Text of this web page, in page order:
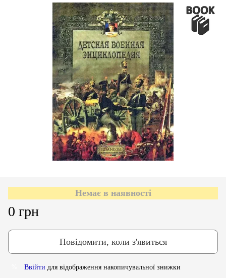
Немає в наявності
0 грн
Повідомити, коли з'явиться
Ввійти для відображення накопичувальної знижки